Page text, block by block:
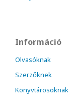
Információ
Olvasóknak
Szerzőknek
Könyvtárosoknak